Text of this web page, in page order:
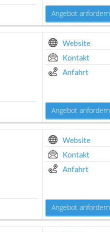
Angebot anfordern
Website
Kontakt
Anfahrt
Angebot anfordern
Website
Kontakt
Anfahrt
Angebot anfordern